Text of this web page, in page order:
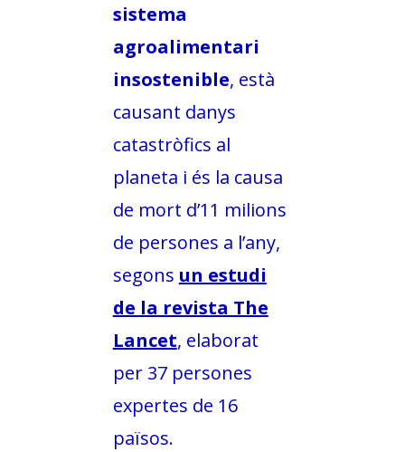
sistema
agroalimentari
insostenible, està
causant danys
catastròfics al
planeta i és la causa
de mort d’11 milions
de persones a l’any,
segons un estudi
de la revista The
Lancet, elaborat
per 37 persones
expertes de 16
països.